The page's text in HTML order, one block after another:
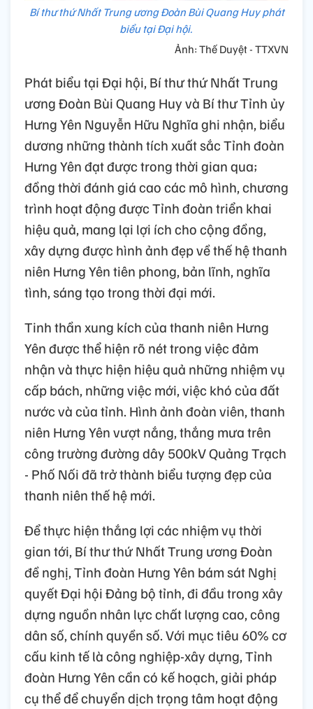
Bí thư thứ Nhất Trung ương Đoàn Bùi Quang Huy phát
biểu tại Đại hội.
Ảnh: Thế Duyệt - TTXVN
Phát biểu tại Đại hội, Bí thư thứ Nhất Trung
ương Đoàn Bùi Quang Huy và Bí thư Tỉnh ủy
Hưng Yên Nguyễn Hữu Nghĩa ghi nhận, biểu
dương những thành tích xuất sắc Tỉnh đoàn
Hưng Yên đạt được trong thời gian qua;
đồng thời đánh giá cao các mô hình, chương
trình hoạt động được Tỉnh đoàn triển khai
hiệu quả, mang lại lợi ích cho cộng đồng,
xây dựng được hình ảnh đẹp về thế hệ thanh
niên Hưng Yên tiên phong, bản lĩnh, nghĩa
tình, sáng tạo trong thời đại mới.
Tinh thần xung kích của thanh niên Hưng
Yên được thể hiện rõ nét trong việc đảm
nhận và thực hiện hiệu quả những nhiệm vụ
cấp bách, những việc mới, việc khó của đất
nước và của tỉnh. Hình ảnh đoàn viên, thanh
niên Hưng Yên vượt nắng, thắng mưa trên
công trường đường dây 500kV Quảng Trạch
- Phố Nối đã trở thành biểu tượng đẹp của
thanh niên thế hệ mới.
Để thực hiện thắng lợi các nhiệm vụ thời
gian tới, Bí thư thứ Nhất Trung ương Đoàn
đề nghị, Tỉnh đoàn Hưng Yên bám sát Nghị
quyết Đại hội Đảng bộ tỉnh, đi đầu trong xây
dựng nguồn nhân lực chất lượng cao, công
dân số, chính quyền số. Với mục tiêu 60% cơ
cấu kinh tế là công nghiệp-xây dựng, Tỉnh
đoàn Hưng Yên cần có kế hoạch, giải pháp
cụ thể để chuyển dịch trọng tâm hoạt động